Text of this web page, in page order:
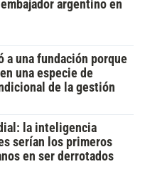
argentino en
a una fundación porque
una especie de
de la gestión
la inteligencia
serían los primeros
en ser derrotados